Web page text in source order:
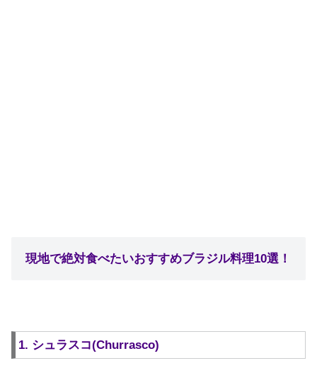
現地で絶対食べたいおすすめブラジル料理10選！
1. シュラスコ(Churrasco)